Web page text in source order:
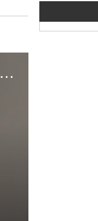
Detención judicial para implicado en masacre contra el hijo de Pepe Lobo